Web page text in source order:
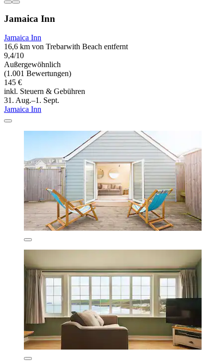
Jamaica Inn
Jamaica Inn
16,6 km von Trebarwith Beach entfernt
9,4/10
Außergewöhnlich
(1.001 Bewertungen)
145 €
inkl. Steuern & Gebühren
31. Aug.–1. Sept.
Jamaica Inn